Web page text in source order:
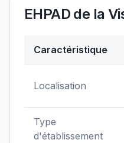
EHPAD de la
Caractéristique
Localisation
Type
d'établissement